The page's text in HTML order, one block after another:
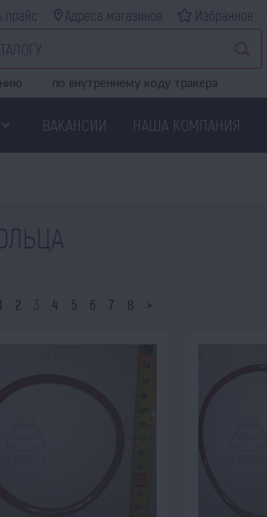
прайс Адреса магазинов Избранное
по внутреннему коду тракера
ВАКАНСИИ НАША КОМПАНИЯ
1 2 3 4 5 6 7 8 >